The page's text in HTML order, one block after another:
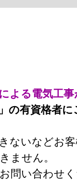
よる電気工
の有資格者
ないなどお
ません。
問い合わせ